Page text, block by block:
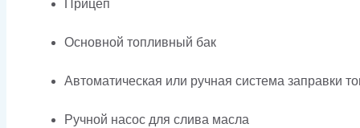
Прицеп
Основной топливный бак
Автоматическая или ручная система заправки
Ручной насос для слива масла